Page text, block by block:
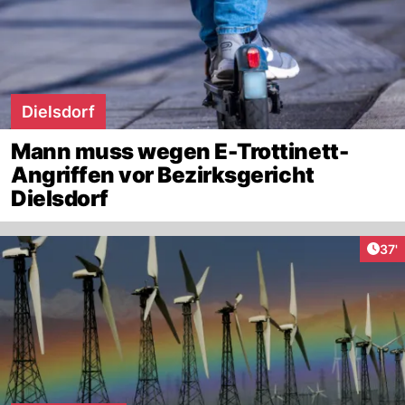
Dielsdorf
Mann muss wegen E-Trottinett-
Angriffen vor Bezirksgericht
Dielsdorf
37'